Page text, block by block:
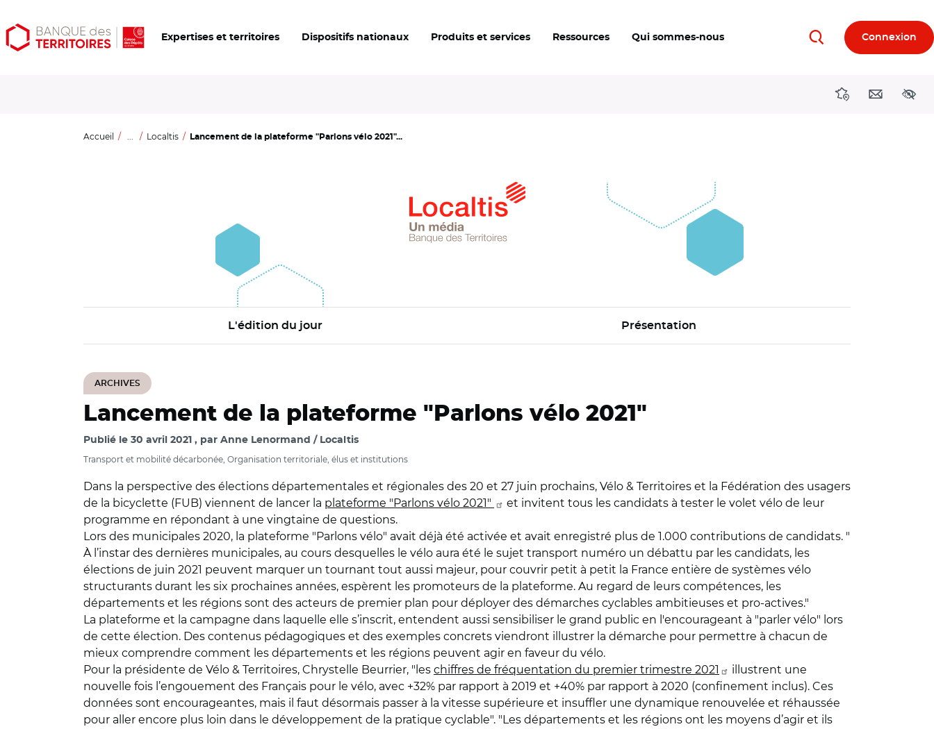
Aller
au
Aller
au
Ouvrir
les
Expertises et territoires Dispositifs nationaux Produits et services Ressources Qui sommes-nous RechercherConnexion
DirectionsContact
Accueil ... Localtis Lancement de la plateforme "Parlons vélo 2021"...
L'édition du jour Présentation
ARCHIVES
Lancement de la plateforme "Parlons vélo 2021"
Publié le 30 avril 2021 par Anne Lenormand / Localtis
Transport et mobilité décarbonée, Organisation territoriale, élus et institutions
Dans la perspective des élections départementales et régionales des 20 et 27 juin prochains, Vélo & Territoires et la Fédération des usagers
de la bicyclette (FUB) viennent de lancer la plateforme "Parlons vélo 2021"
et invitent tous les candidats à tester le volet vélo de leur
programme en répondant à une vingtaine de questions.
Lors des municipales 2020, la plateforme "Parlons vélo" avait déjà été activée et avait enregistré plus de 1.000 contributions de candidats. "
À l’instar des dernières municipales, au cours desquelles le vélo aura été le sujet transport numéro un débattu par les candidats, les
élections de juin 2021 peuvent marquer un tournant tout aussi majeur, pour couvrir petit à petit la France entière de systèmes vélo
structurants durant les six prochaines années, espèrent les promoteurs de la plateforme. Au regard de leurs compétences, les
départements et les régions sont des acteurs de premier plan pour déployer des démarches cyclables ambitieuses et pro-actives."
La plateforme et la campagne dans laquelle elle s’inscrit, entendent aussi sensibiliser le grand public en l'encourageant à "parler vélo" lors
de cette élection. Des contenus pédagogiques et des exemples concrets viendront illustrer la démarche pour permettre à chacun de
mieux comprendre comment les départements et les régions peuvent agir en faveur du vélo.
Pour la présidente de Vélo & Territoires, Chrystelle Beurrier, "les chiffres de fréquentation du premier trimestre 2021
illustrent une
nouvelle fois l’engouement des Français pour le vélo, avec +32% par rapport à 2019 et +40% par rapport à 2020 (confinement inclus). Ces
données sont encourageantes, mais il faut désormais passer à la vitesse supérieure et insuffler une dynamique renouvelée et réhaussée
pour aller encore plus loin dans le développement de la pratique cyclable". "Les départements et les régions ont les moyens d’agir et ils